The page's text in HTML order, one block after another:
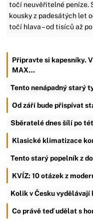
točí neuvěřitelné peníze.
kousky z padesátých let
točí hlava – od tisíců až
Připravte si kapesníky.
MAX…
Tento nenápadný starý
Od září bude přispívat
Sběratelé dnes šílí po
Klasické klimatizace
Tento starý popelník z
KVÍZ: 10 otázek z
Kolik v Česku
Co právě teď udělat s